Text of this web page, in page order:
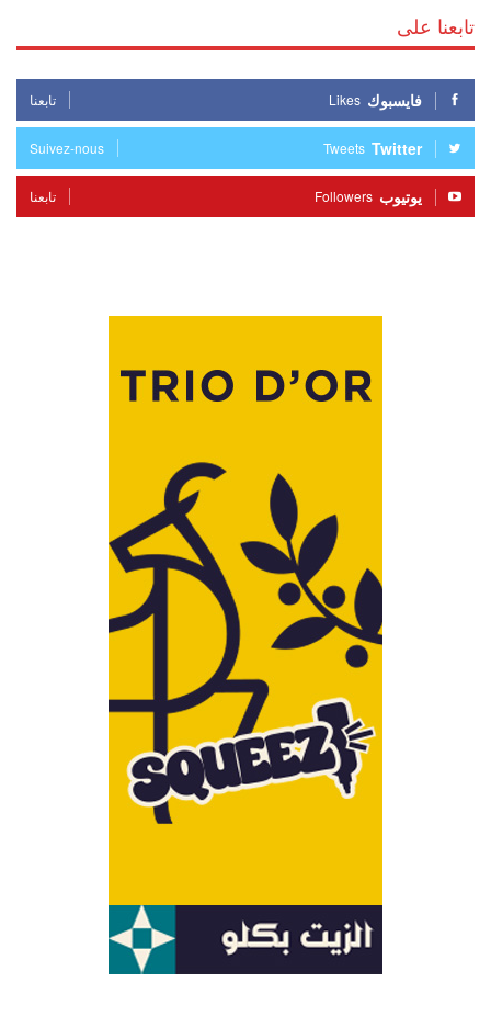
تابعنا على
فايسبوك Likes تابعنا
Twitter
Tweets
Suivez-nous
يوتيوب Followers تابعنا